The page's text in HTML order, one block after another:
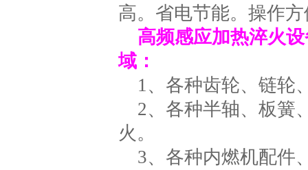
高。省电节能。操作
高频感应加热淬火
域：
1、各种齿轮、链轮
2、各种半轴、板簧
火。
3、各种内燃机配件